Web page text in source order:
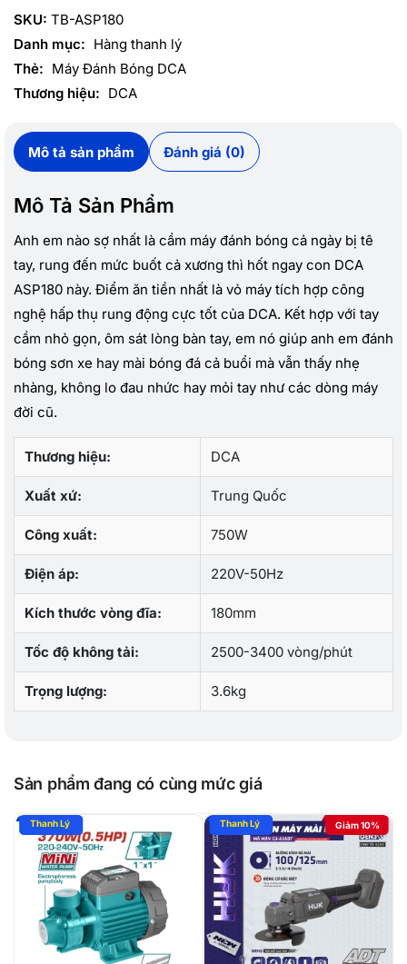
SKU: TB-ASP180
Danh mục: Hàng thanh lý
Thẻ: Máy Đánh Bóng DCA
Thương hiệu: DCA
Mô tả sản phẩm Đánh giá (0)
Mô Tả Sản Phẩm
Anh em nào sợ nhất là cầm máy đánh bóng cả ngày bị tê
tay, rung đến mức buốt cả xương thì hốt ngay con DCA
ASP180 này. Điểm ăn tiền nhất là vỏ máy tích hợp công
nghệ hấp thụ rung động cực tốt của DCA. Kết hợp với tay
cầm nhỏ gọn, ôm sát lòng bàn tay, em nó giúp anh em đánh
bóng sơn xe hay mài bóng đá cả buổi mà vẫn thấy nhẹ
nhàng, không lo đau nhức hay mỏi tay như các dòng máy
đời cũ.
Thương hiệu: DCA
Xuất xứ: Trung Quốc
Công xuất: 750W
Điện áp: 220V-50Hz
Kích thước vòng đĩa: 180mm
Tốc độ không tải: 2500-3400 vòng/phút
Trọng lượng: 3.6kg
Sản phẩm đang có cùng mức giá
Giảm 10%